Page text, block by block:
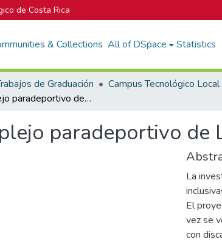
de Costa Rica
& Collections All of DSpace Statistics
de Graduación
Complejo paradeportivo de La Ciudad de Liberia, Guanacaste
paradeportivo de
La
El
vez se
con